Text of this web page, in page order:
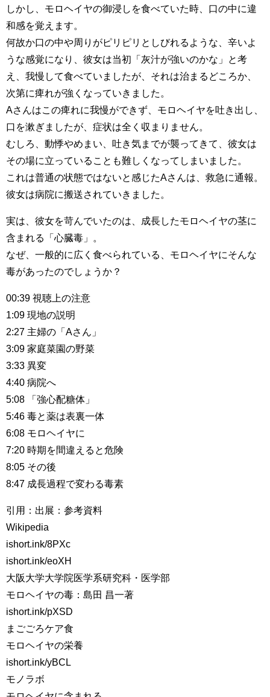
しかし、モロヘイヤの御浸しを食べていた時、口の中に違
和感を覚えます。
何故か口の中や周りがピリピリとしびれるような、辛いよ
うな感覚になり、彼女は当初「灰汁が強いのかな」と考
え、我慢して食べていましたが、それは治まるどころか、
次第に痺れが強くなっていきました。
Aさんはこの痺れに我慢ができず、モロヘイヤを吐き出し、
口を漱ぎましたが、症状は全く収まりません。
むしろ、動悸やめまい、吐き気までが襲ってきて、彼女は
その場に立っていることも難しくなってしまいました。
これは普通の状態ではないと感じたAさんは、救急に通報。
彼女は病院に搬送されていきました。
実は、彼女を苛んでいたのは、成長したモロヘイヤの茎に
含まれる「心臓毒」。
なぜ、一般的に広く食べられている、モロヘイヤにそんな
毒があったのでしょうか？
00:39 視聴上の注意
1:09 現地の説明
2:27 主婦の「Aさん」
3:09 家庭菜園の野菜
3:33 異変
4:40 病院へ
5:08 「強心配糖体」
5:46 毒と薬は表裏一体
6:08 モロヘイヤに
7:20 時期を間違えると危険
8:05 その後
8:47 成長過程で変わる毒素
引用：出展：参考資料
Wikipedia
ishort.ink/8PXc
ishort.ink/eoXH
大阪大学大学院医学系研究科・医学部
モロヘイヤの毒：島田 昌一著
ishort.ink/pXSD
まごごろケア食
モロヘイヤの栄養
ishort.ink/yBCL
モノラボ